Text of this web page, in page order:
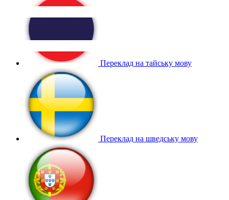
Переклад на тайську мову
Переклад на шведську мову